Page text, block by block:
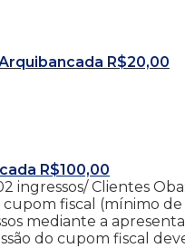
R$20,00
R$100,00
ingressos/ Clientes
fiscal (mínimo
mediante a
do cupom fiscal